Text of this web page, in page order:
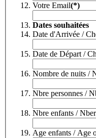
Votre Email(*)
Dates souhaitées
Date d'Arrivée /
Date de Départ /
Nombre de nuits /
Nbre personnes /
Nbre enfants /
Age enfants / Age